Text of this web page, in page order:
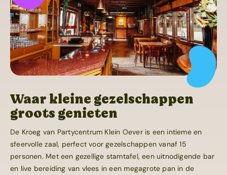
Trouwen
Ponykamp
Groepsaccommodatie
Manege
Schoolkamp
Zakelijk
Waar kleine gezelschappen
groots genieten
De Kroeg van Partycentrum Klein Oever is een intieme en
sfeervolle zaal, perfect voor gezelschappen vanaf 15
personen. Met een gezellige stamtafel, een uitnodigende bar
en live bereiding van vlees in een megagrote pan in de